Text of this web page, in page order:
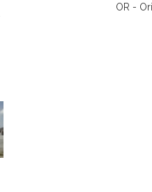
OR -